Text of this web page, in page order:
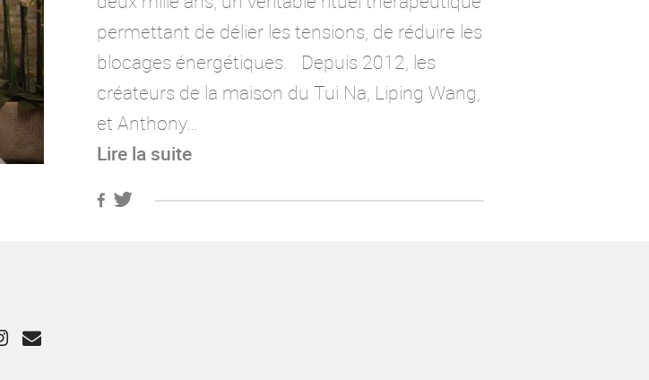
permettant de délier les tensions, de réduire les
blocages énergétiques. Depuis 2012, les
créateurs de la maison du Tui Na, Liping Wang,
et Anthony…
Lire la suite